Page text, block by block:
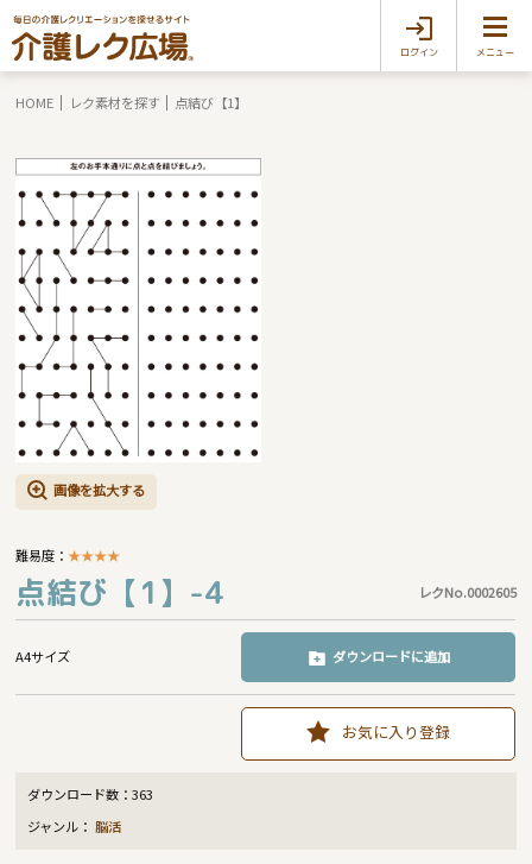
ログイン メニュー
HOME レク素材を探す 点結び【1】
画像を拡大する
難易度：★★★★
点結び【1】-4 レクNo.0002605
A4サイズ ダウンロードに追加
お気に入り登録
ダウンロード数：363
ジャンル：脳活